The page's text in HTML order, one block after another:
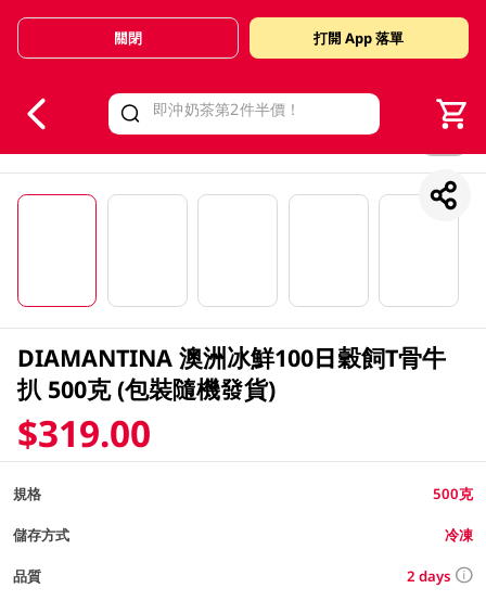
Valid Until 30 June 2026
關閉 打開 App 落單
DIAMANTINA 澳洲冰鮮100日穀飼T骨牛
扒 500克 (包裝隨機發貨)
$319.00
規格 500克
儲存方式 冷凍
品質 2 days